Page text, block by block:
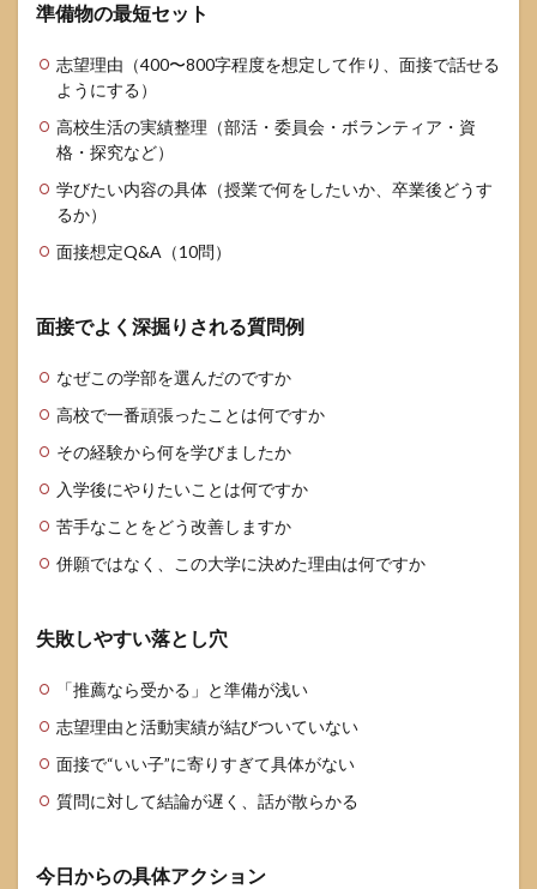
準備物の最短セット
志望理由（400〜800字程度を想定して作り、面接で話せる
ようにする）
高校生活の実績整理（部活・委員会・ボランティア・資
格・探究など）
学びたい内容の具体（授業で何をしたいか、卒業後どうす
るか）
面接想定Q&A（10問）
面接でよく深掘りされる質問例
なぜこの学部を選んだのですか
高校で一番頑張ったことは何ですか
その経験から何を学びましたか
入学後にやりたいことは何ですか
苦手なことをどう改善しますか
併願ではなく、この大学に決めた理由は何ですか
失敗しやすい落とし穴
「推薦なら受かる」と準備が浅い
志望理由と活動実績が結びついていない
面接で“いい子”に寄りすぎて具体がない
質問に対して結論が遅く、話が散らかる
今日からの具体アクション